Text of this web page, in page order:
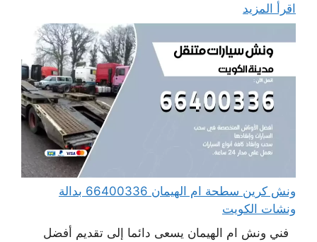
اقرأ المزيد
ونش كرين سطحة ام الهيمان 66400336 بدالة
ونشات الكويت
فني ونش ام الهيمان يسعى دائما إلى تقديم أفضل